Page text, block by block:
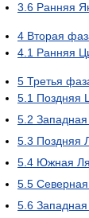
3.6 Ранняя
4 Вторая
4.1 Ранняя
5 Третья
5.1 Поздняя
5.2
5.3 Поздняя
5.4 Южная
5.5
5.6